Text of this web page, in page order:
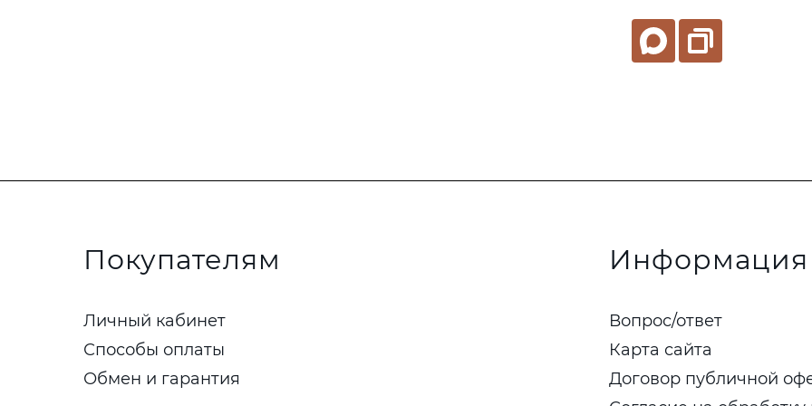
Покупателям
Личный кабинет
Способы оплаты
Обмен и гарантия
Информация
Вопрос/ответ
Карта сайта
Договор публичной